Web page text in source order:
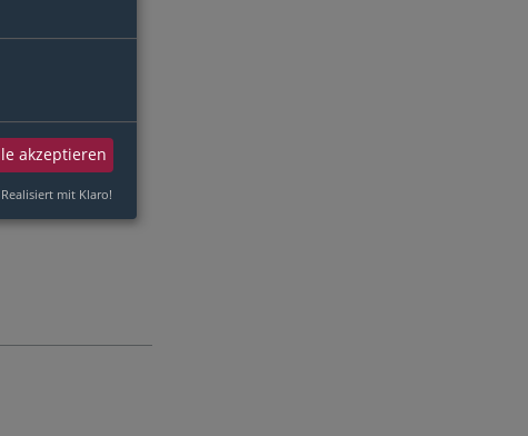
akzeptieren
Realisiert mit Klaro!